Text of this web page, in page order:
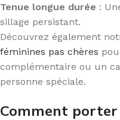
Tenue longue durée :
sillage persistant.
Découvrez également
féminines pas chères
complémentaire ou un
personne spéciale.
Comment porter